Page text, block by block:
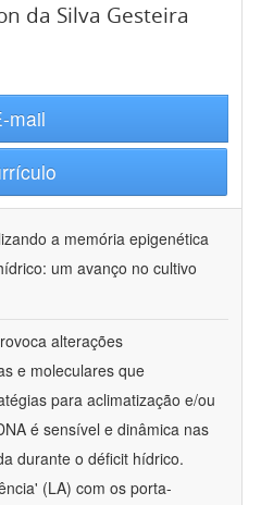
da Silva Gesteira
mail
a memória epigenética
um avanço no cultivo
alterações
e moleculares que
para aclimatização e/ou
é sensível e dinâmica nas
durante o déficit hídrico.
(LA) com os porta-